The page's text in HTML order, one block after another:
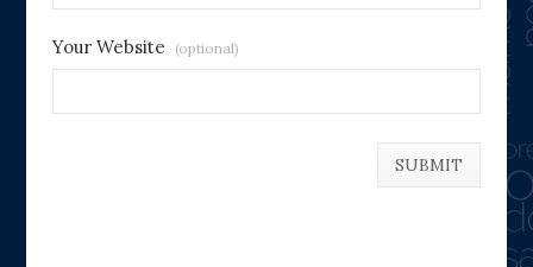
Your Website (optional)